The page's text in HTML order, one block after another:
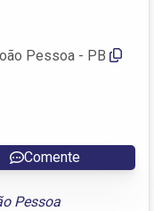
Pessoa - PB
Comente
Pessoa